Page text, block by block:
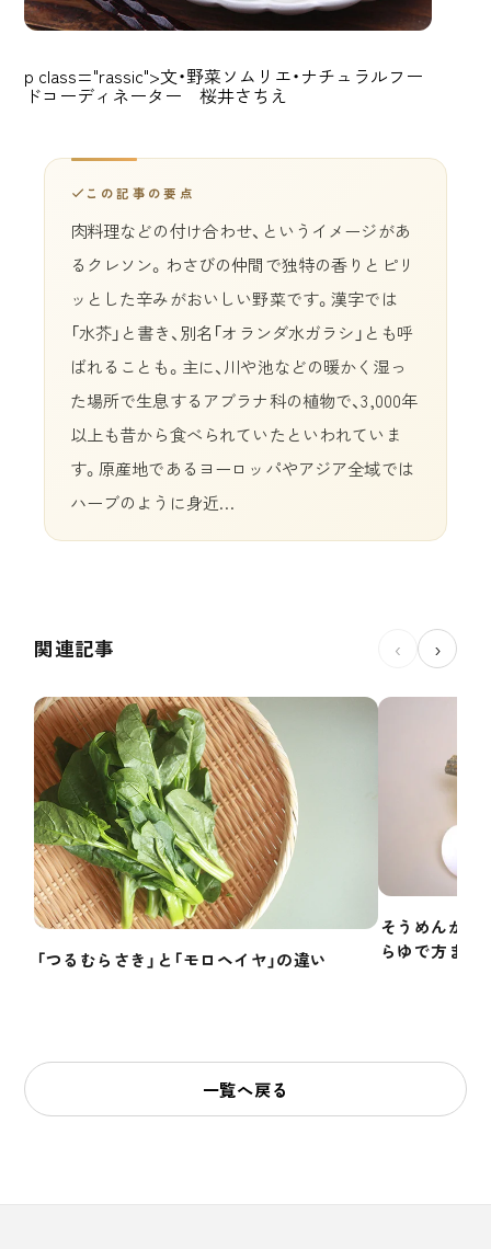
p class="rassic">文・野菜ソムリエ・ナチュラルフー
ドコーディネーター 桜井さちえ
この記事の要点
肉料理などの付け合わせ、というイメージがあ
るクレソン。わさびの仲間で独特の香りとピリ
ッとした辛みがおいしい野菜です。漢字では
「水芥」と書き、別名「オランダ水ガラシ」とも呼
ばれることも。主に、川や池などの暖かく湿っ
た場所で生息するアブラナ科の植物で、3,000年
以上も昔から食べられていたといわれていま
す。原産地であるヨーロッパやアジア全域では
ハーブのように身近…
関連記事 ‹ ›
「つるむらさき」と「モロヘイヤ」の違い
そうめんかぼ
らゆで方まで
一覧へ戻る